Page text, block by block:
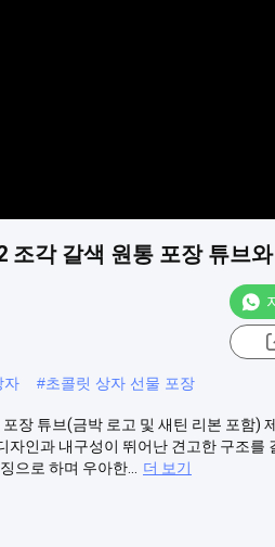
각 갈색 원통 포장 튜브
자 #초콜릿 상자 선물 포장
장 튜브(금박 로고 및 새틴 리본 포함)
인과 내구성이 뛰어난 견고한 구조를
으로 하며 우아한...
더 보기